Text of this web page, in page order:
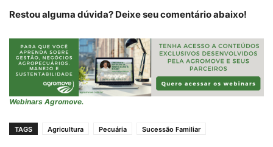
Restou alguma dúvida? Deixe seu comentário abaixo!
Webinars Agromove.
TAGS Agricultura Pecuária Sucessão Familiar